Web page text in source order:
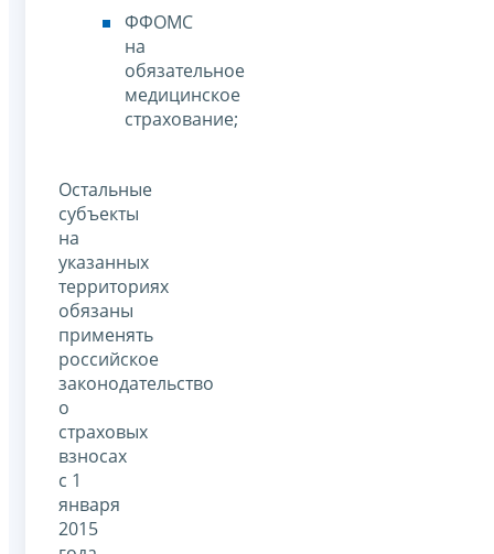
ФФОМС
на
обязательное
медицинское
страхование;
Остальные
субъекты
на
указанных
территориях
обязаны
применять
российское
законодательство
о
страховых
взносах
с 1
января
2015